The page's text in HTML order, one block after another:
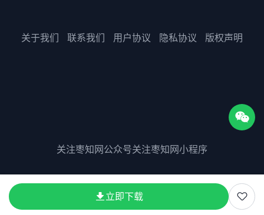
立即下载
关于我们 联系我们 用户协议 隐私协议 版权声明
关注枣知网公众号关注枣知网小程序
版权所有©2025 51zaozhi.com
粤ICP备2023075511号